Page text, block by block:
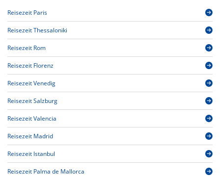
Reisezeit Paris
Reisezeit Thessaloniki
Reisezeit Rom
Reisezeit Florenz
Reisezeit Venedig
Reisezeit Salzburg
Reisezeit Valencia
Reisezeit Madrid
Reisezeit Istanbul
Reisezeit Palma de Mallorca